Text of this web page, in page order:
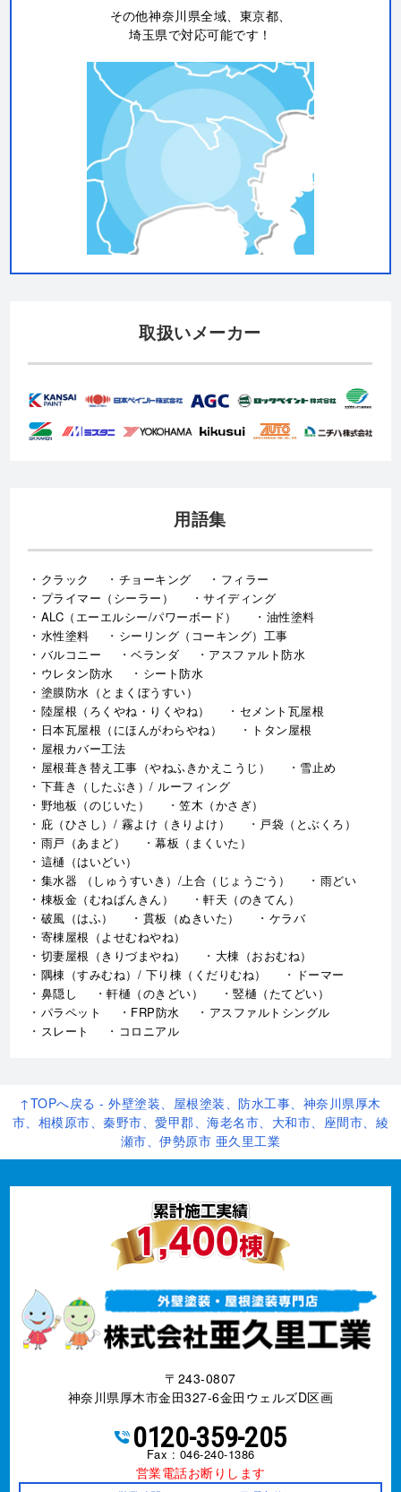
その他神奈川県全域、東京都、
埼玉県で対応可能です！
取扱いメーカー
用語集
クラック チョーキング
フィラー
プライマー（シーラー）
サイディング
ALC（エーエルシー/パワーボード）
油性塗料
水性塗料
シーリング（コーキング）工事
バルコニー
ベランダ
アスファルト防水
ウレタン防水
シート防水
塗膜防水（とまくぼうすい）
陸屋根（ろくやね・りくやね）
セメント瓦屋根
日本瓦屋根（にほんがわらやね）
トタン屋根
屋根カバー工法
屋根葺き替え工事（やねふきかえこうじ）
雪止め
下葺き（したぶき）/ ルーフィング
野地板（のじいた）
笠木（かさぎ）
庇（ひさし）/ 霧よけ（きりよけ）
戸袋（とぶくろ）
雨戸（あまど）
幕板（まくいた）
這樋（はいどい）
集水器 （しゅうすいき）/上合（じょうごう）
雨どい
棟板金（むねばんきん）
軒天（のきてん）
破風（はふ）
貫板（ぬきいた）
ケラバ
寄棟屋根（よせむねやね）
切妻屋根（きりづまやね）
大棟（おおむね）
隅棟（すみむね）/ 下り棟（くだりむね）
ドーマー
鼻隠し
軒樋（のきどい）
竪樋（たてどい）
パラペット
FRP防水
アスファルトシングル
スレート
コロニアル
↑TOPへ戻る - 外壁塗装、屋根塗装、防水工事、神奈川県厚木
市、相模原市、秦野市、愛甲郡、海老名市、大和市、座間市、綾
瀬市、伊勢原市 亜久里工業
〒243-0807
神奈川県厚木市金田327-6金田ウェルズD区画
0120-359-205
Fax : 046-240-1386
営業電話お断りします